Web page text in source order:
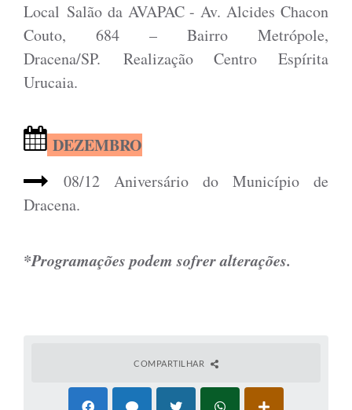
Local Salão da AVAPAC - Av. Alcides Chacon
Couto, 684 – Bairro Metrópole,
Dracena/SP. Realização Centro Espírita
Urucaia.
DEZEMBRO
08/12 Aniversário do Município de
Dracena.
*Programações podem sofrer alterações.
COMPARTILHAR